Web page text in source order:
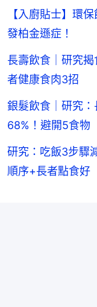
【入廚貼士】環
發柏金遜症！
長壽飲食｜研究
者健康食肉3招
銀髮飲食｜研究
68%！避開5食物
研究：吃飯3步驟
順序+長者點食好